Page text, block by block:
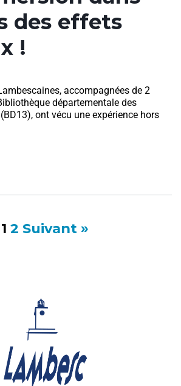
des effets
!
accompagnées de 2
départementale des
ont vécu une expérience hors
1 2 Suivant »